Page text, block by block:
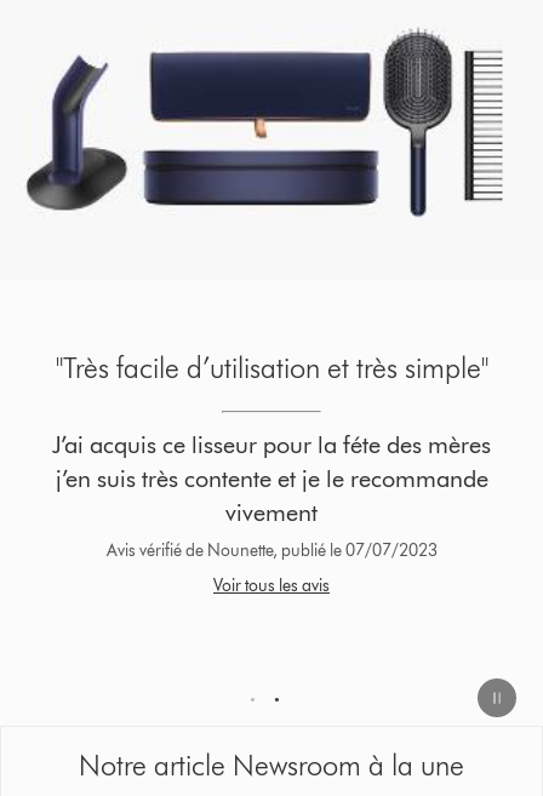
"Super fonctionnalités"
J'ai eu ce lisseur en cadeau d'anniversaire il y
a 2 semaines. Il est parfait: plaques souples
permettant d'épouser la forme des cheveux,
pas de chaleur extrême et pratique à
manipuler.
1 2
Notre article Newsroom à la une